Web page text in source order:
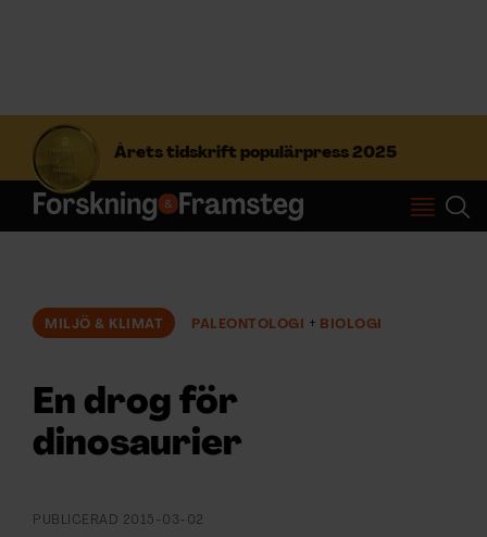
Årets tidskrift populärpress 2025
S
f
t
Prenumerera
ÄMNEN
MILJÖ & KLIMAT PALEONTOLOGI BIOLOGI
En drog för
dinosaurier
PUBLICERAD 2015-03-02